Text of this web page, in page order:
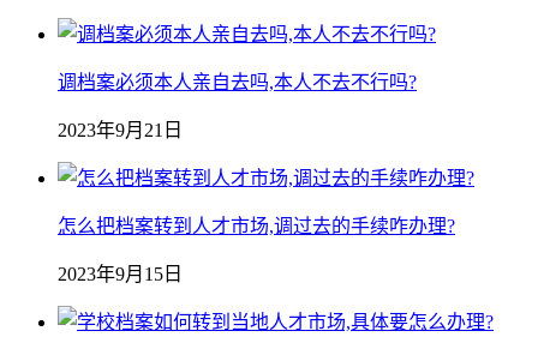
调档案必须本人亲自去吗,本人不去不行吗?
2023年9月21日
怎么把档案转到人才市场,调过去的手续咋办理?
2023年9月15日